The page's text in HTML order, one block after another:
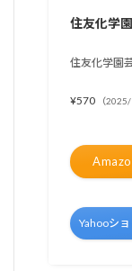
住友化学
住友化学園
¥570 （
Yahooショ